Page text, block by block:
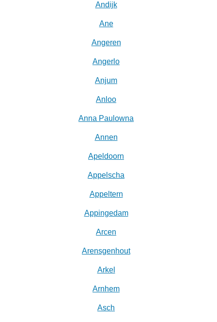
Andijk
Ane
Angeren
Angerlo
Anjum
Anloo
Anna Paulowna
Annen
Apeldoorn
Appelscha
Appeltern
Appingedam
Arcen
Arensgenhout
Arkel
Arnhem
Asch